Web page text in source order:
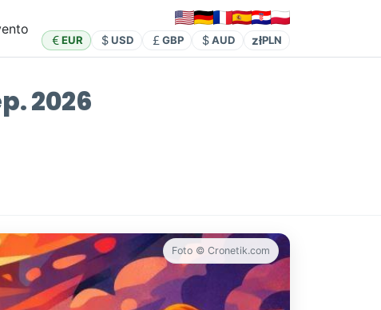
EUR USD GBP AUD złPLN
2026
Foto © Cronetik.com